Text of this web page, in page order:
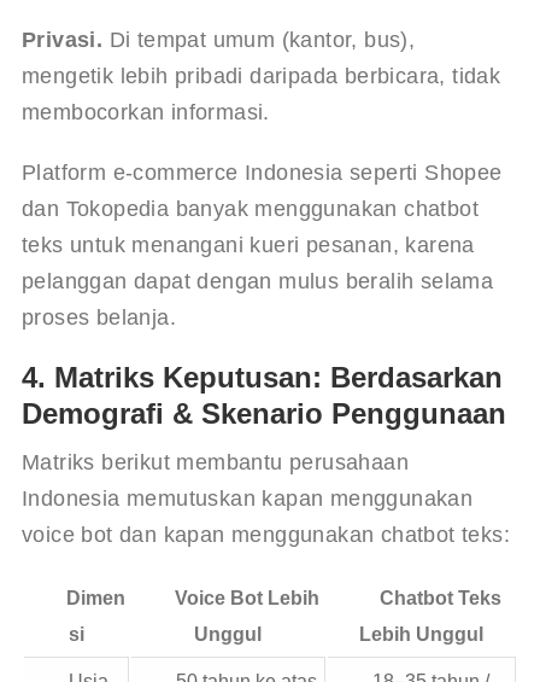
Privasi. Di tempat umum (kantor, bus),
mengetik lebih pribadi daripada berbicara, tidak
membocorkan informasi.
Platform e-commerce Indonesia seperti Shopee
dan Tokopedia banyak menggunakan chatbot
teks untuk menangani kueri pesanan, karena
pelanggan dapat dengan mulus beralih selama
proses belanja.
4. Matriks Keputusan: Berdasarkan
Demografi & Skenario Penggunaan
Matriks berikut membantu perusahaan
Indonesia memutuskan kapan menggunakan
voice bot dan kapan menggunakan chatbot teks:
Dimen
si
Voice Bot Lebih
Unggul
Chatbot Teks
Lebih Unggul